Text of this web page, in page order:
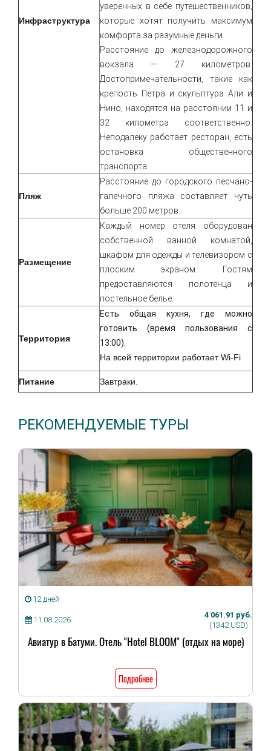
Инфраструктура
уверенных в себе путешественников,
которые хотят получить максимум
комфорта за разумные деньги.
Расстояние до железнодорожного
вокзала — 27 километров.
Достопримечательности, такие как
крепость Петра и скульптура Али и
Нино, находятся на расстоянии 11 и
32 километра соответственно.
Неподалеку работает ресторан, есть
остановка общественного
транспорта.
Пляж
Расстояние до городского песчано-
галечного пляжа составляет чуть
больше 200 метров.
Размещение
Каждый номер отеля оборудован
собственной ванной комнатой,
шкафом для одежды и телевизором с
плоским экраном. Гостям
предоставляются полотенца и
постельное белье.
Территория
Есть общая кухня, где можно
готовить (время пользования с
13:00).
На всей территории работает Wi-Fi
Питание Завтраки.
РЕКОМЕНДУЕМЫЕ ТУРЫ
12 дней
11.08.2026
4 061.91 руб.
(1342 USD)
Авиатур в Батуми. Отель "Hotel BLOOM" (отдых на море)
Подробнее